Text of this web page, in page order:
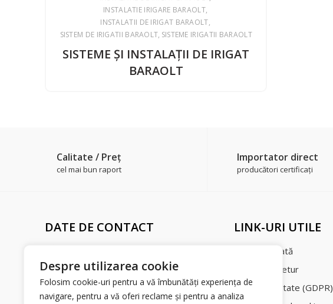
Despre utilizarea cookie
Folosim cookie-uri pentru a vă îmbunătăți experiența de
navigare, pentru a vă oferi reclame și pentru a analiza
INSTALATIE IRIGARE BARAOLT
INSTALATII DE IRIGAT BARAOLT
SISTEM DE IRIGATII BARAOLT SISTEME IRIGATII BARAOLT
SISTEME ŞI INSTALAŢII DE IRIGAT
BARAOLT
Calitate / Preţ
cel mai bun raport
Importator direct
producători certificaţi
DATE DE CONTACT
Str. Merilor, Nr. 10,
Urziceni, Ialomiţa
Număr de telefon
LINK-URI UTILE
Livrare şi plată
Politica de retur
Confidenţialitate (GDPR)